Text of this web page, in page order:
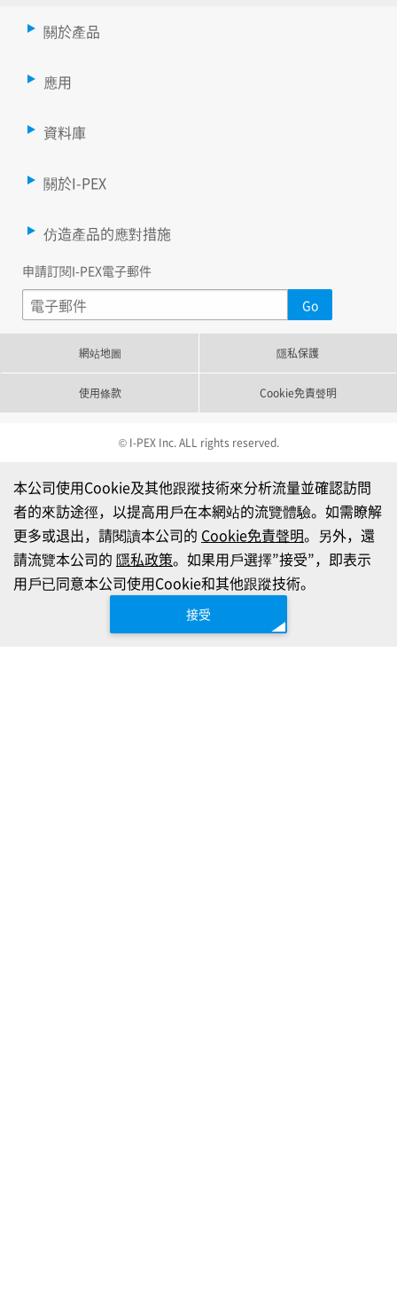
關於產品
應用
資料庫
關於I-PEX
仿造產品的應對措施
申請訂閱I-PEX電子郵件
網站地圖 隱私保護
使用條款 Cookie免責聲明
© I-PEX Inc. ALL rights reserved.
本公司使用Cookie及其他跟蹤技術來分析流量並確認訪問
者的來訪途徑，以提高用戶在本網站的流覽體驗。如需瞭解
更多或退出，請閱讀本公司的 Cookie免責聲明。另外，還
請流覽本公司的 隱私政策。如果用戶選擇”接受”，即表示
用戶已同意本公司使用Cookie和其他跟蹤技術。
接受